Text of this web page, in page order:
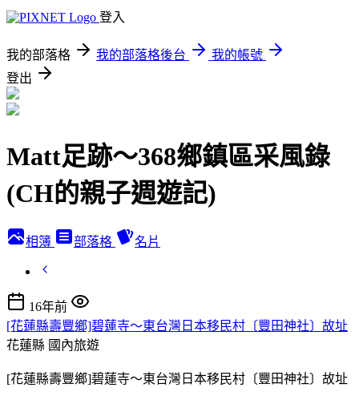
登入
我的部落格 我的部落格後台
我的帳號
登出
Matt足跡～368鄉鎮區采風錄
(CH的親子週遊記)
相簿 部落格 名片
16年前
[花蓮縣壽豐鄉]碧蓮寺～東台灣日本移民村〔豐田神社〕故址
花蓮縣 國內旅遊
[花蓮縣壽豐鄉]碧蓮寺～東台灣日本移民村〔豐田神社〕故址